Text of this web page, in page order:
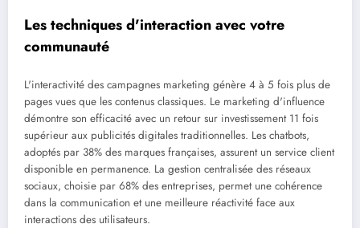
Les techniques d'interaction avec votre
communauté
L'interactivité des campagnes marketing génère 4 à 5 fois plus de
pages vues que les contenus classiques. Le marketing d'influence
démontre son efficacité avec un retour sur investissement 11 fois
supérieur aux publicités digitales traditionnelles. Les chatbots,
adoptés par 38% des marques françaises, assurent un service client
disponible en permanence. La gestion centralisée des réseaux
sociaux, choisie par 68% des entreprises, permet une cohérence
dans la communication et une meilleure réactivité face aux
interactions des utilisateurs.